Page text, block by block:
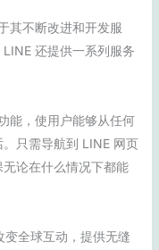
其不断改进和开发服
还提供一系列服务
能，使用户能够从任何
只需导航到 LINE 网页
论在什么情况下都能
全球互动，提供无缝